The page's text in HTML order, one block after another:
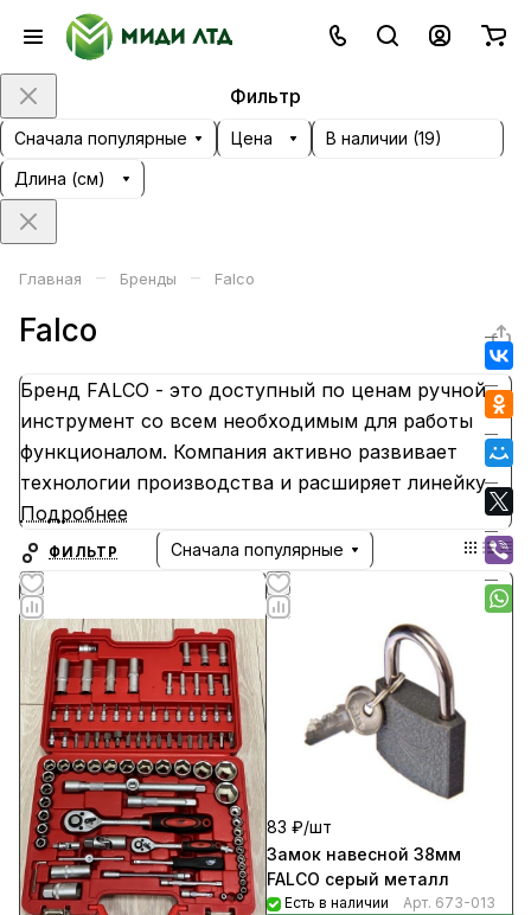
Фильтр
Сначала популярные Цена В наличии (19)
Длина (см)
Главная – Бренды – Falco
Falco
Бренд FALCO - это доступный по ценам ручной
инструмент со всем необходимым для работы
функционалом. Компания активно развивает
технологии производства и расширяет линейку
продукции.
Подробнее
ФИЛЬТР Сначала популярные
83 ₽/шт
Замок навесной 38мм
FALCO серый металл
Есть в наличии Арт. 673-013